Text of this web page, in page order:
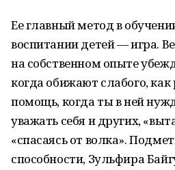
Ее главный метод в
воспитании детей — игра.
на собственном опыте
когда обижают слабого,
помощь, когда ты в ней
уважать себя и других,
«спасаясь от волка».
способности, Зульфира